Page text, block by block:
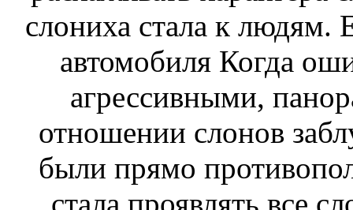
слониха стала к людям.
автомобиля Когда
агрессивными,
отношении слонов
были прямо
стала проявлять все